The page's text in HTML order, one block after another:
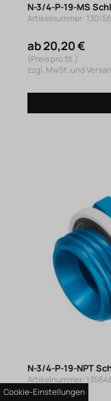
N-3/4-P-19-MS
Artikelnummer:
ab 20,20 €
(Preis pro St.)
zzgl. MwSt. und
N-3/4-P-19-NPT
Artikelnummer:
Cookie-Einstellungen